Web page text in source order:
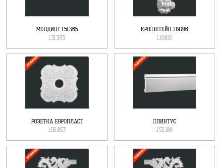
МОЛДИНГ 1.51.365
1.51.365
КРОНШТЕЙН 1.19.016
1.19.016
РОЗЕТКА ЕВРОПЛАСТ
1.56.053
ПЛИНТУС
1.53.108